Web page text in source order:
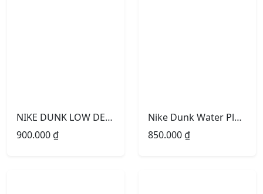
NIKE DUNK LOW DENIM OREWOOD
900.000₫
Nike Dunk Water Plan Đen Rêu
850.000₫